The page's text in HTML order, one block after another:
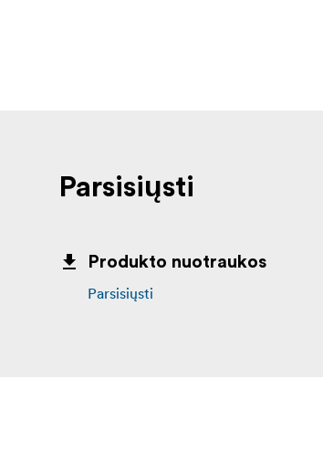
Parsisiųsti
Produkto nuotraukos
Parsisiųsti